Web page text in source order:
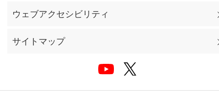
ウェブアクセシビリティ
サイトマップ